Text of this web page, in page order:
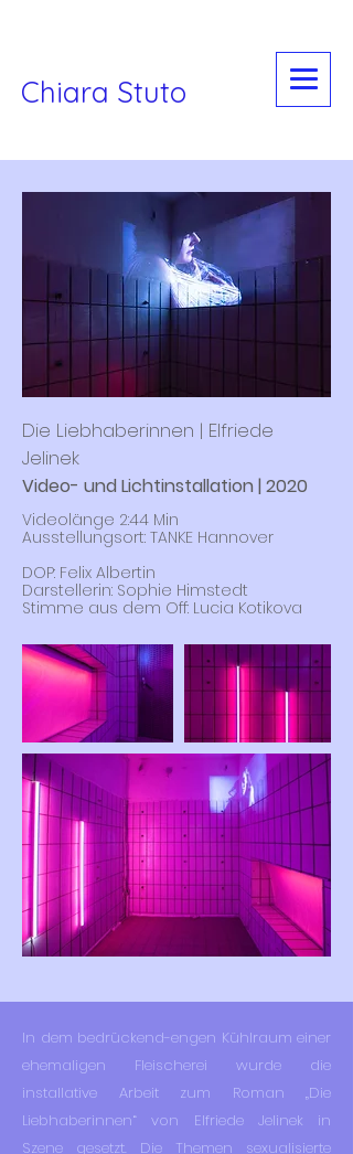
Chiara Stuto
Die Liebhaberinnen | Elfriede
Jelinek
Video- und Lichtinstallation | 2020
Videolänge 2:44 Min
Ausstellungsort: TANKE Hannover
DOP: Felix Albertin
Darstellerin: Sophie Himstedt
Stimme aus dem Off: Lucia Kotikova
In dem bedrückend-engen Kühlraum einer
ehemaligen Fleischerei wurde die
installative Arbeit zum Roman „Die
Liebhaberinnen“ von Elfriede Jelinek in
Szene gesetzt. Die Themen sexualisierte